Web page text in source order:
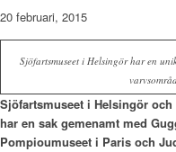
20 februari, 2015
Sjöfartsmuseet i Helsingör har en
Sjöfartsmuseet i Helsingör
har en sak gemenamt med
Pompioumuseet i Paris och